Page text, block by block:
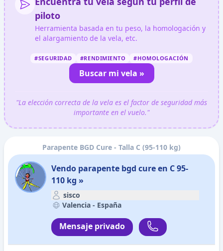
piloto
Herramienta basada en tu peso, la homologación y
el alargamiento de la vela, etc.
#SEGURIDAD #RENDIMIENTO #HOMOLOGACIÓN
Buscar mi vela »
"La elección correcta de la vela es el factor de seguridad más
importante en el vuelo."
Parapente BGD Cure - Talla C (95-110 kg)
Vendo parapente bgd cure en C 95-
110 kg »
sisco
Valencia - España
Mensaje privado